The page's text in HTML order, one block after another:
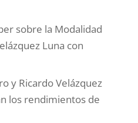
sobre la Modalidad
Luna con
y Ricardo Velázquez
los rendimientos de